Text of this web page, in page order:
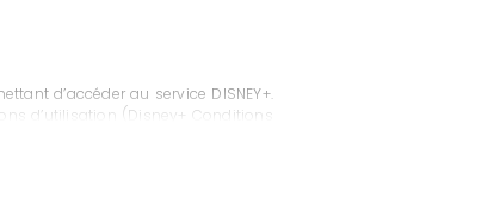
d’accéder au service DISNEY+.
d’utilisation (Disney+ Conditions